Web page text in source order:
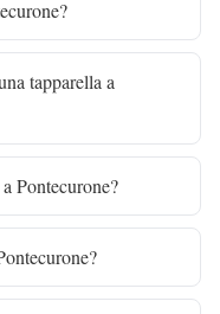
tapparella a
Pontecurone?